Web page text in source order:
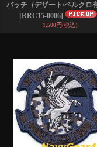
パッチ（デザート/ベルクロ
[RRC15-0006]
1,500円(税込)